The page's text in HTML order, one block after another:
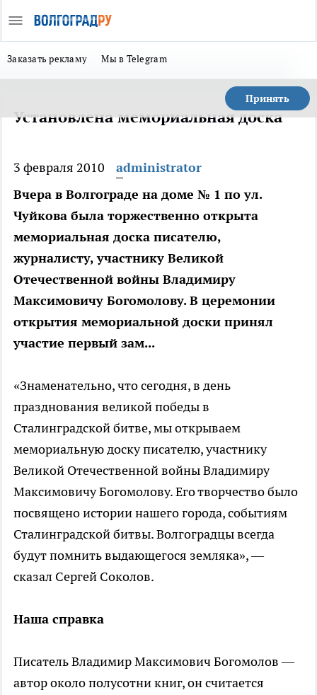
Заказать рекламу Мы в Telegram
Принять
Установлена мемориальная доска
3 февраля 2010
administrator
Вчера в Волгограде на доме № 1 по ул.
Чуйкова была торжественно открыта
мемориальная доска писателю,
журналисту, участнику Великой
Отечественной войны Владимиру
Максимовичу Богомолову. В церемонии
открытия мемориальной доски принял
участие первый зам...
«Знаменательно, что сегодня, в день
празднования великой победы в
Сталинградской битве, мы открываем
мемориальную доску писателю, участнику
Великой Отечественной войны Владимиру
Максимовичу Богомолову. Его творчество было
посвящено истории нашего города, событиям
Сталинградской битвы. Волгоградцы всегда
будут помнить выдающегося земляка», —
сказал Сергей Соколов.
Наша справка
Писатель Владимир Максимович Богомолов —
автор около полусотни книг, он считается